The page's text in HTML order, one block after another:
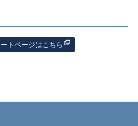
トページはこちら